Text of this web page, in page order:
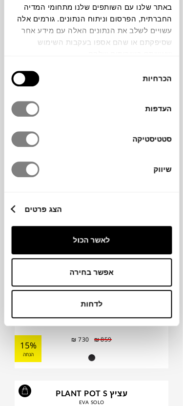
באתר שלנו עם השותפים שלנו מתחומי המדיה
החברתית, הפרסום וניתוח הנתונים. גורמים אלה
עשויים לשלב את הנתונים האלה עם מידע אחר
שסיפקתם או שהם אספו בעקבות השימוש
הסכמה
הכרחיות
העדפות
סטטיסטיקה
שיווק
הצג פרטים
לאשר הכול
אפשר בחירה
לדחות
C
O
M
IN
G
S
O
O
N משפך BARTLEY
HAWS
14%
הנחה
₪859
₪ 730
15%
הנחה
עציץ PLANT POT S
EVA SOLO